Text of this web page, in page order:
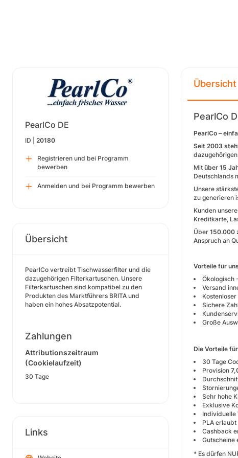
PearlCo DE
ID | 20180
Registrieren und bei Programm
bewerben
Anmelden und bei Programm bewerben
Übersicht
PearlCo vertreibt Tischwasserfilter und die
dazugehörigen Filterkartuschen. Unsere
Filterkartuschen sind kompatibel zu den
Produkten des Marktführers BRITA und
haben ein hohes Absatzpotential.
Zahlungen
Attributionszeitraum
(Cookielaufzeit)
30 Tage
Links
Übersicht
PearlCo
PearlCo –
Seit 2003
Mit über 15
Deutschlands
Unsere
zu generieren
Kunden
Kreditkarte,
Über 150.000
Anspruch an
Vorteile für
Ökologisch
Versand
Sichere
Große
Die Vorteile
30 Tage
Provision
Sehr hohe
Exklusive
Individuelle
PLA erlaubt
Cashback
Gutscheine
* Es dürfen